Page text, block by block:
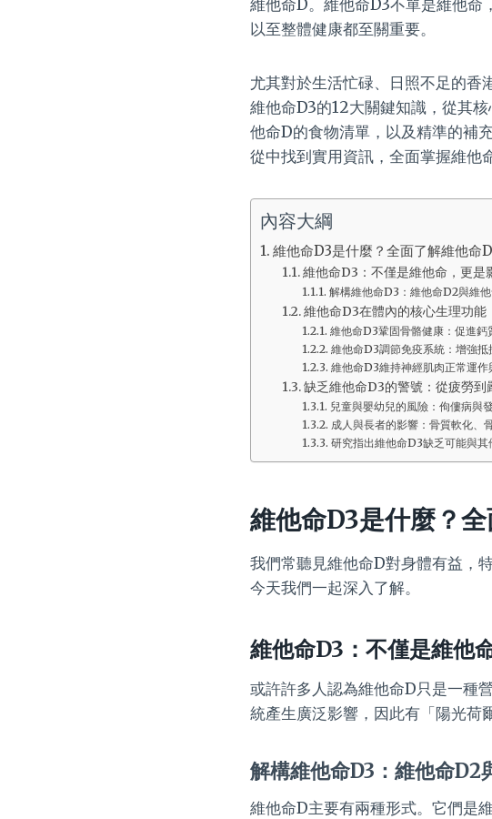
維他命D。維他命D3不單是維他命
以至整體健康都至關重要。
尤其對於生活忙碌、日照不足的香
維他命D3的12大關鍵知識，從其
他命D的食物清單，以及精準的補
從中找到實用資訊，全面掌握維他
內容大綱
維他命D3是什麼？全面了解維他命
維他命D3：不僅是維他命，更是
解構維他命D3：維他命D2與維
維他命D3在體內的核心生理功
維他命D3鞏固骨骼健康：促進鈣
維他命D3調節免疫系統：增強抵
維他命D3維持神經肌肉正常運作
缺乏維他命D3的警號：從疲勞到
兒童與嬰幼兒的風險：佝僂病與
成人與長者的影響：骨質軟化、
研究指出維他命D3缺乏可能與其
維他命D3是什麼？
我們常聽見維他命D對身體有益，
今天我們一起深入了解。
維他命D3：不僅是維他
或許許多人認為維他命D只是一種
統產生廣泛影響，因此有「陽光荷
解構維他命D3：維他命D2
維他命D主要有兩種形式。它們是